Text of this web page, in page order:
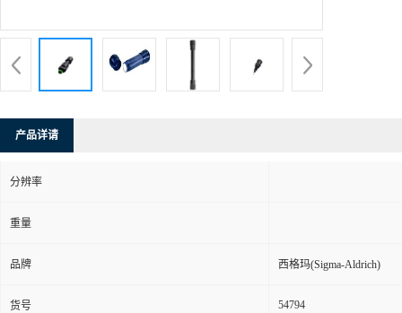
产品详请
分辨率
重量
品牌 西格玛(Sigma-Aldrich)
货号 54794